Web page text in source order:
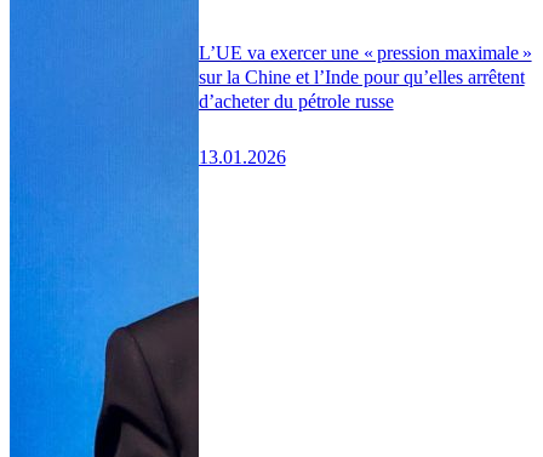
L’UE va exercer une « pression maximale »
sur la Chine et l’Inde pour qu’elles arrêtent
d’acheter du pétrole russe
13.01.2026